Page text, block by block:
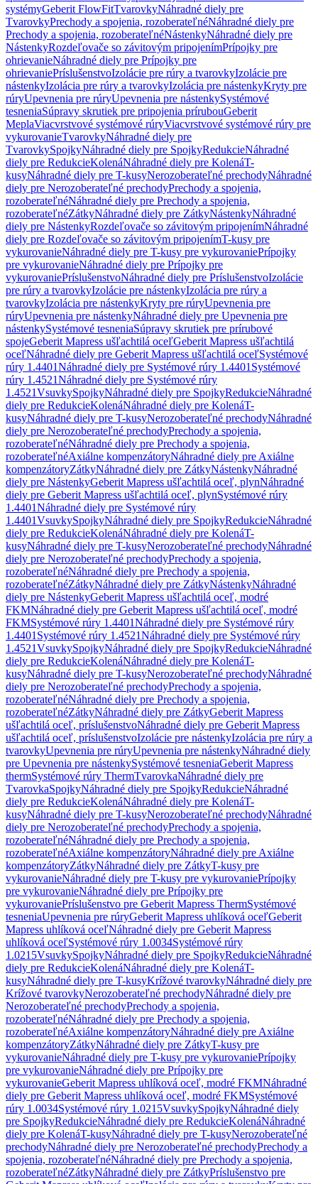
systémyGeberit FlowFitTvarovkyNáhradné diely pre
TvarovkyPrechody a spojenia, rozoberateľnéNáhradné diely pre
Prechody a spojenia, rozoberateľnéNástenkyNáhradné diely pre
NástenkyRozdeľovače so závitovým pripojenímPrípojky pre
ohrievanieNáhradné diely pre Prípojky pre
ohrievaniePríslušenstvoIzolácie pre rúry a tvarovkyIzolácie pre
nástenkyIzolácia pre rúry a tvarovkyIzolácia pre nástenkyKryty pre
rúryUpevnenia pre rúryUpevnenia pre nástenkySystémové
tesneniaSúpravy skrutiek pre pripojenia prírubouGeberit
MeplaViacvrstvové systémové rúryViacvrstvové systémové rúry pre
vykurovanieTvarovkyNáhradné diely pre
TvarovkySpojkyNáhradné diely pre SpojkyRedukcieNáhradné
diely pre RedukcieKolenáNáhradné diely pre KolenáT-
kusyNáhradné diely pre T-kusyNerozoberateľné prechodyNáhradné
diely pre Nerozoberateľné prechodyPrechody a spojenia,
rozoberateľnéNáhradné diely pre Prechody a spojenia,
rozoberateľnéZátkyNáhradné diely pre ZátkyNástenkyNáhradné
diely pre NástenkyRozdeľovače so závitovým pripojenímNáhradné
diely pre Rozdeľovače so závitovým pripojenímT-kusy pre
vykurovanieNáhradné diely pre T-kusy pre vykurovaniePrípojky
pre vykurovanieNáhradné diely pre Prípojky pre
vykurovaniePríslušenstvoNáhradné diely pre PríslušenstvoIzolácie
pre rúry a tvarovkyIzolácie pre nástenkyIzolácia pre rúry a
tvarovkyIzolácia pre nástenkyKryty pre rúryUpevnenia pre
rúryUpevnenia pre nástenkyNáhradné diely pre Upevnenia pre
nástenkySystémové tesneniaSúpravy skrutiek pre prírubové
spojeGeberit Mapress ušľachtilá oceľGeberit Mapress ušľachtilá
oceľNáhradné diely pre Geberit Mapress ušľachtilá oceľSystémové
rúry 1.4401Náhradné diely pre Systémové rúry 1.4401 Systémové
rúry 1.4521Náhradné diely pre Systémové rúry
1.4521VsuvkySpojkyNáhradné diely pre SpojkyRedukcieNáhradné
diely pre RedukcieKolenáNáhradné diely pre KolenáT-
kusyNáhradné diely pre T-kusyNerozoberateľné prechodyNáhradné
diely pre Nerozoberateľné prechodyPrechody a spojenia,
rozoberateľnéNáhradné diely pre Prechody a spojenia,
rozoberateľnéAxiálne kompenzátoryNáhradné diely pre Axiálne
kompenzátoryZátkyNáhradné diely pre ZátkyNástenkyNáhradné
diely pre NástenkyGeberit Mapress ušľachtilá oceľ, plynNáhradné
diely pre Geberit Mapress ušľachtilá oceľ, plynSystémové rúry
1.4401Náhradné diely pre Systémové rúry
1.4401VsuvkySpojkyNáhradné diely pre SpojkyRedukcieNáhradné
diely pre RedukcieKolenáNáhradné diely pre KolenáT-
kusyNáhradné diely pre T-kusyNerozoberateľné prechodyNáhradné
diely pre Nerozoberateľné prechodyPrechody a spojenia,
rozoberateľnéNáhradné diely pre Prechody a spojenia,
rozoberateľnéZátkyNáhradné diely pre ZátkyNástenkyNáhradné
diely pre NástenkyGeberit Mapress ušľachtilá oceľ, modré
FKMNáhradné diely pre Geberit Mapress ušľachtilá oceľ, modré
FKMSystémové rúry 1.4401Náhradné diely pre Systémové rúry
1.4401 Systémové rúry 1.4521Náhradné diely pre Systémové rúry
1.4521VsuvkySpojkyNáhradné diely pre SpojkyRedukcieNáhradné
diely pre RedukcieKolenáNáhradné diely pre KolenáT-
kusyNáhradné diely pre T-kusyNerozoberateľné prechodyNáhradné
diely pre Nerozoberateľné prechodyPrechody a spojenia,
rozoberateľnéNáhradné diely pre Prechody a spojenia,
rozoberateľnéZátkyNáhradné diely pre ZátkyGeberit Mapress
ušľachtilá oceľ, príslušenstvoNáhradné diely pre Geberit Mapress
ušľachtilá oceľ, príslušenstvoIzolácie pre nástenkyIzolácia pre rúry a
tvarovkyUpevnenia pre rúryUpevnenia pre nástenkyNáhradné diely
pre Upevnenia pre nástenkySystémové tesneniaGeberit Mapress
thermSystémové rúry ThermTvarovkaNáhradné diely pre
TvarovkaSpojkyNáhradné diely pre SpojkyRedukcieNáhradné
diely pre RedukcieKolenáNáhradné diely pre KolenáT-
kusyNáhradné diely pre T-kusyNerozoberateľné prechodyNáhradné
diely pre Nerozoberateľné prechodyPrechody a spojenia,
rozoberateľnéNáhradné diely pre Prechody a spojenia,
rozoberateľnéAxiálne kompenzátoryNáhradné diely pre Axiálne
kompenzátoryZátkyNáhradné diely pre ZátkyT-kusy pre
vykurovanieNáhradné diely pre T-kusy pre vykurovaniePrípojky
pre vykurovanieNáhradné diely pre Prípojky pre
vykurovaniePríslušenstvo pre Geberit Mapress ThermSystémové
tesneniaUpevnenia pre rúryGeberit Mapress uhlíková oceľGeberit
Mapress uhlíková oceľNáhradné diely pre Geberit Mapress
uhlíková oceľSystémové rúry 1.0034Systémové rúry
1.0215VsuvkySpojkyNáhradné diely pre SpojkyRedukcieNáhradné
diely pre RedukcieKolenáNáhradné diely pre KolenáT-
kusyNáhradné diely pre T-kusyKrížové tvarovkyNáhradné diely pre
Krížové tvarovkyNerozoberateľné prechodyNáhradné diely pre
Nerozoberateľné prechodyPrechody a spojenia,
rozoberateľnéNáhradné diely pre Prechody a spojenia,
rozoberateľnéAxiálne kompenzátoryNáhradné diely pre Axiálne
kompenzátoryZátkyNáhradné diely pre ZátkyT-kusy pre
vykurovanieNáhradné diely pre T-kusy pre vykurovaniePrípojky
pre vykurovanieNáhradné diely pre Prípojky pre
vykurovanieGeberit Mapress uhlíková oceľ, modré FKMNáhradné
diely pre Geberit Mapress uhlíková oceľ, modré FKMSystémové
rúry 1.0034Systémové rúry 1.0215VsuvkySpojkyNáhradné diely
pre SpojkyRedukcieNáhradné diely pre RedukcieKolenáNáhradné
diely pre KolenáT-kusyNáhradné diely pre T-kusyNerozoberateľné
prechodyNáhradné diely pre Nerozoberateľné prechodyPrechody a
spojenia, rozoberateľnéNáhradné diely pre Prechody a spojenia,
rozoberateľnéZátkyNáhradné diely pre ZátkyPríslušenstvo pre